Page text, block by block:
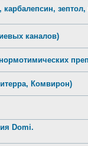
зептол,
каналов)
Комвирон)
Domi.